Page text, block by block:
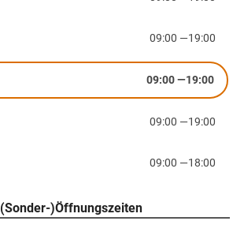
09:00 —19:00
09:00—19:00
09:00 —19:00
09:00 —18:00
(Sonder-)Öffnungszeiten